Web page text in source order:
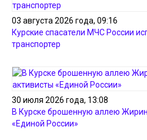
03 августа 2026 года, 09:16
Курские спасатели МЧС России
транспортер
30 июля 2026 года, 13:08
В Курске брошенную аллею
«Единой России»